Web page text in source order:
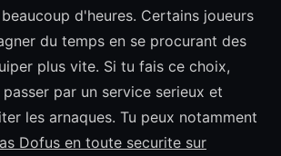
d'heures. Certains joueurs
du temps en se procurant des
plus vite. Si tu fais ce choix,
par un service serieux et
les arnaques. Tu peux notamment
Dofus en toute securite sur